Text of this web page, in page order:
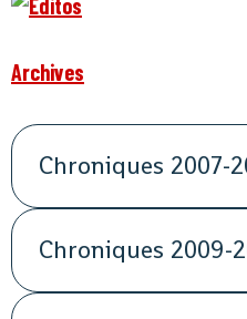
Archives
Chroniques 2007-
Chroniques 2009-